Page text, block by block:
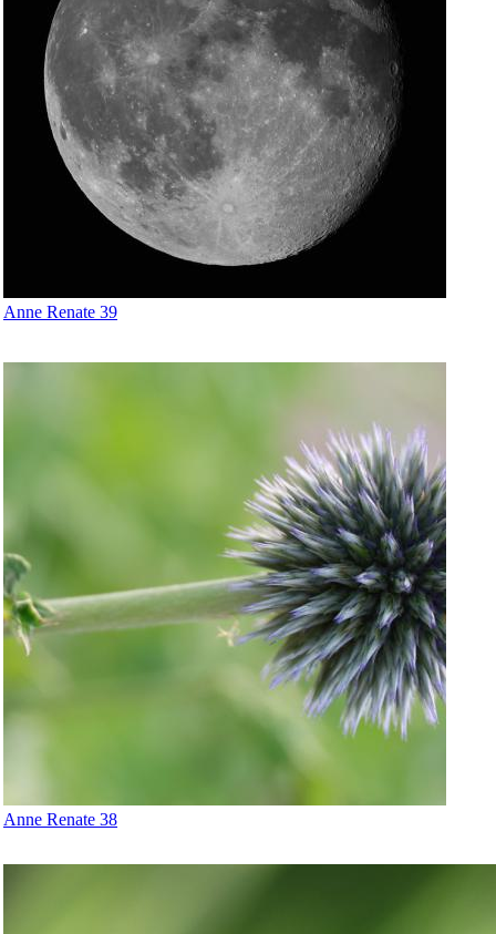
Anne Renate 39
Anne Renate 38